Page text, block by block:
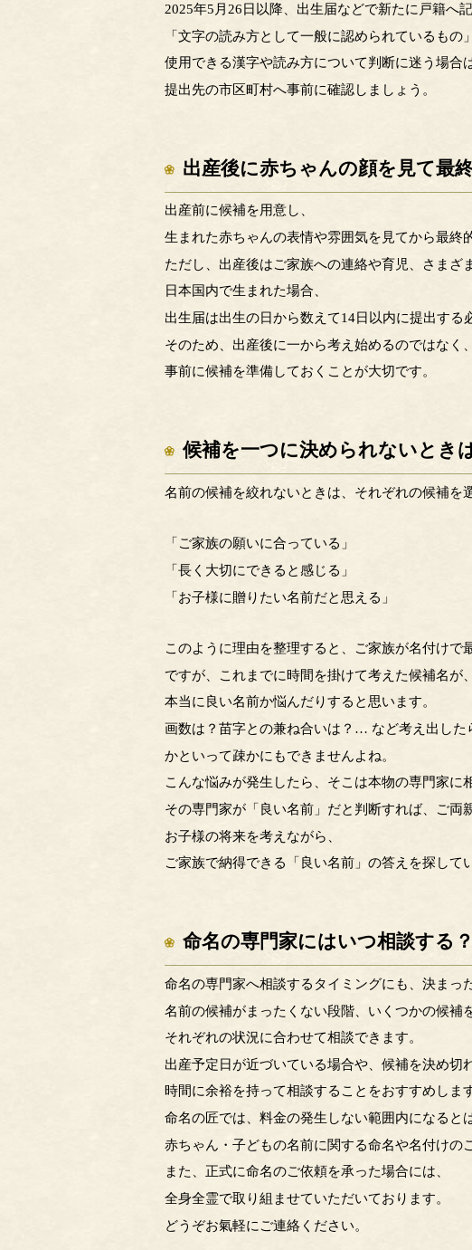
2025年5月26日以降、出生届などで新たに戸籍へ
「文字の読み方として一般に認められているもの
使用できる漢字や読み方について判断に迷う場合は
提出先の市区町村へ事前に確認しましょう。
出産後に赤ちゃんの顔を見て最
出産前に候補を用意し、
生まれた赤ちゃんの表情や雰囲気を見てから最終
ただし、出産後はご家族への連絡や育児、さまざ
日本国内で生まれた場合、
出生届は出生の日から数えて14日以内に提出する
そのため、出産後に一から考え始めるのではなく、
事前に候補を準備しておくことが大切です。
候補を一つに決められないとき
名前の候補を絞れないときは、それぞれの候補を
「ご家族の願いに合っている」
「長く大切にできると感じる」
「お子様に贈りたい名前だと思える」
このように理由を整理すると、ご家族が名付けで
ですが、これまでに時間を掛けて考えた候補名が、
本当に良い名前か悩んだりすると思います。
画数は？苗字との兼ね合いは？… など考え出した
かといって疎かにもできませんよね。
こんな悩みが発生したら、そこは本物の専門家に
その専門家が「良い名前」だと判断すれば、ご両
お子様の将来を考えながら、
ご家族で納得できる「良い名前」の答えを探して
命名の専門家にはいつ相談する？
命名の専門家へ相談するタイミングにも、決まっ
名前の候補がまったくない段階、いくつかの候補
それぞれの状況に合わせて相談できます。
出産予定日が近づいている場合や、候補を決め切
時間に余裕を持って相談することをおすすめします
命名の匠では、料金の発生しない範囲内になると
赤ちゃん・子どもの名前に関する命名や名付けの
また、正式に命名のご依頼を承った場合には、
全身全霊で取り組ませていただいております。
どうぞお氣軽にご連絡ください。